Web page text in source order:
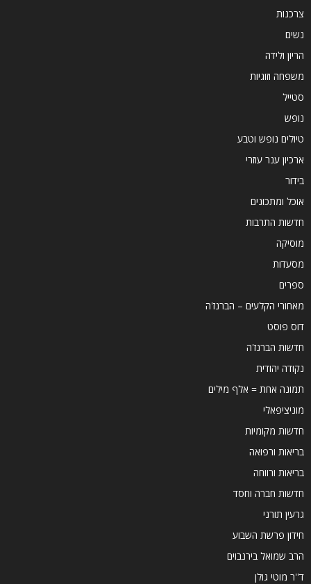
צרכנות
נשים
הריון ולידה
משפחה וזוגיות
סטייל
נופש
טיולים נופש וטבע
ארכיון ענר עוזרי
בידור
אוכל ומתכונים
חדשות התרבות
מוסיקה
מסעדות
ספרים
מאחורי הקלעים – הברנז'ה
דוס פוסט
חדשות הברנז'ה
נקודה יהודית
תמונה אחת = אלף מילים
מוניציפאלי
חדשות מקומיות
בריאות ורפואה
בריאות ורווחה
חדשות חברה וחסד
גרעין תורני
חידון פרשת השבוע
הרב שמואל בירנבוים
ד''ר מוטי גולן